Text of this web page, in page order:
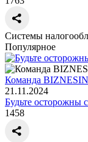
Системы
Популярное
Команда
21.11.2024
Будьте осторожны
1458